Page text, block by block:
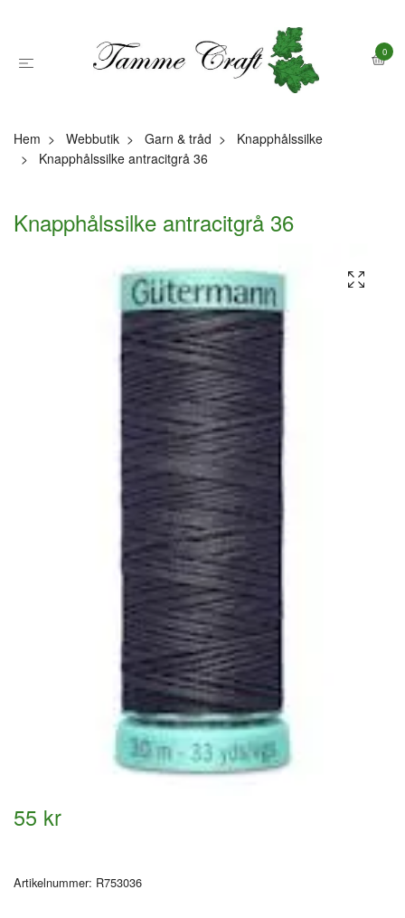
0
Hem Webbutik Garn & tråd
Knapphålssilke
Knapphålssilke antracitgrå 36
Knapphålssilke antracitgrå 36
55 kr
Artikelnummer: R753036